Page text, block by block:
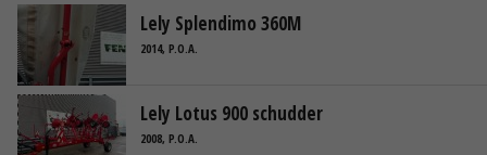
Lely Splendimo 360M
2014, P.O.A.
Lely Lotus 900 schudder
2008, P.O.A.